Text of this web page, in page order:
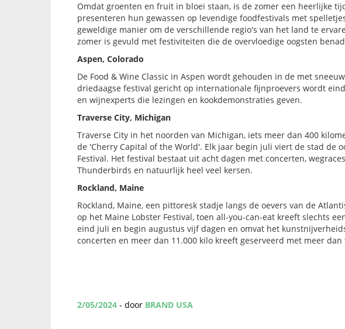
Omdat groenten en fruit in bloei staan, is de zomer een heerlijke
presenteren hun gewassen op levendige foodfestivals met
geweldige manier om de verschillende regio's van het land te
zomer is gevuld met festiviteiten die de overvloedige oogsten
Aspen, Colorado
De Food & Wine Classic in Aspen wordt gehouden in de met
driedaagse festival gericht op internationale fijnproevers wordt
en wijnexperts die lezingen en kookdemonstraties geven.
Traverse City, Michigan
Traverse City in het noorden van Michigan, iets meer dan 400
de 'Cherry Capital of the World'. Elk jaar begin juli viert de stad de
Festival. Het festival bestaat uit acht dagen met concerten,
Thunderbirds en natuurlijk heel veel kersen.
Rockland, Maine
Rockland, Maine, een pittoresk stadje langs de oevers van de
op het Maine Lobster Festival, toen all-you-can-eat kreeft slechts
eind juli en begin augustus vijf dagen en omvat het
concerten en meer dan 11.000 kilo kreeft geserveerd met meer dan
2/05/2024 - door BRAND USA